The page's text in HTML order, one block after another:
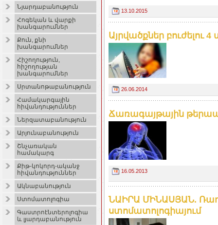
Նյարդաբանություն
Հոգեկան և վարքի
խանգարումներ
Քուն, քնի
խանգարումներ
Հիշողություն,
հիշողության
խանգարումներ
Սրտանոթաբանություն
Համակարգային
հիվանդություններ
Ներզատաբանություն
Արյունաբանություն
Շնչառական
համակարգ
Քիթ-կոկորդ-ականջ
հիվանդություններ
Ակնաբանություն
Ստոմատոլոգիա
Գաստրոէնտերոլոգիա
և լյարդաբանություն
13.10.2015
Այրվածքներ բուժելու
26.06.2014
Ճառագայթային
16.05.2013
ՆԱԻՐԱ ՄԻՆԱՍՅԱՆ.
ստոմատոլոգիայում